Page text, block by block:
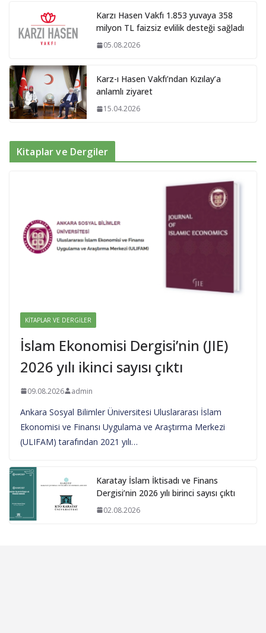
Karzı Hasen Vakfı 1.853 yuvaya 358
milyon TL faizsiz evlilik desteği sağladı
05.08.2026
Karz-ı Hasen Vakfı’ndan Kızılay’a
anlamlı ziyaret
15.04.2026
Kitaplar ve Dergiler
KITAPLAR VE DERGILER
İslam Ekonomisi Dergisi’nin (JIE)
2026 yılı ikinci sayısı çıktı
09.08.2026 admin
Ankara Sosyal Bilimler Üniversitesi Uluslararası İslam
Ekonomisi ve Finansı Uygulama ve Araştırma Merkezi
(ULIFAM) tarafından 2021 yılı…
Karatay İslam İktisadı ve Finans
Dergisi’nin 2026 yılı birinci sayısı çıktı
02.08.2026